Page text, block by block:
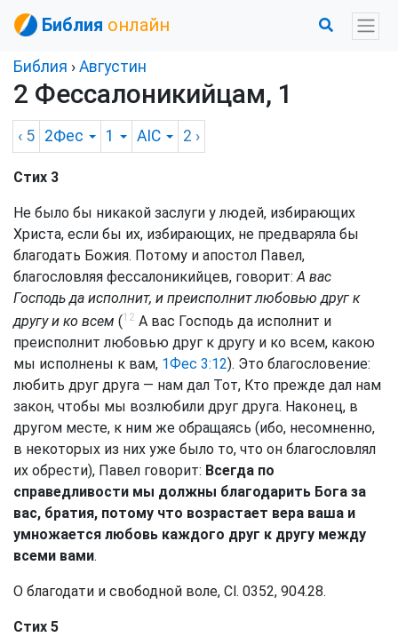
Библия онлайн
Библия › Августин
2 Фессалоникийцам, 1
‹ 5 2Фес 1 AIC 2 ›
Стих 3
Не было бы никакой заслуги у людей, избирающих
Христа, если бы их, избирающих, не предваряла бы
благодать Божия. Потому и апостол Павел,
благословляя фессалоникийцев, говорит:А вас
Господь да исполнит, и преисполнит любовью друг к
другу и ко всем (12 А вас Господь да исполнит и
преисполнит любовью друг к другу и ко всем, какою
мы исполнены к вам, 1Фес 3:12). Это благословение:
любить друг друга — нам дал Тот, Кто прежде дал нам
закон, чтобы мы возлюбили друг друга. Наконец, в
другом месте, к ним же обращаясь (ибо, несомненно,
в некоторых из них уже было то, что он благословлял
их обрести), Павел говорит: Всегда по
справедливости мы должны благодарить Бога за
вас, братия, потому что возрастает вера ваша и
умножается любовь каждого друг к другу между
всеми вами.
О благодати и свободной воле, Сl. 0352, 904.28.
Стих 5